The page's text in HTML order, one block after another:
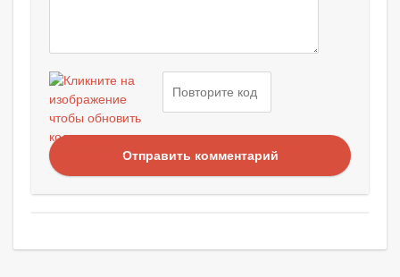
Отправить комментарий